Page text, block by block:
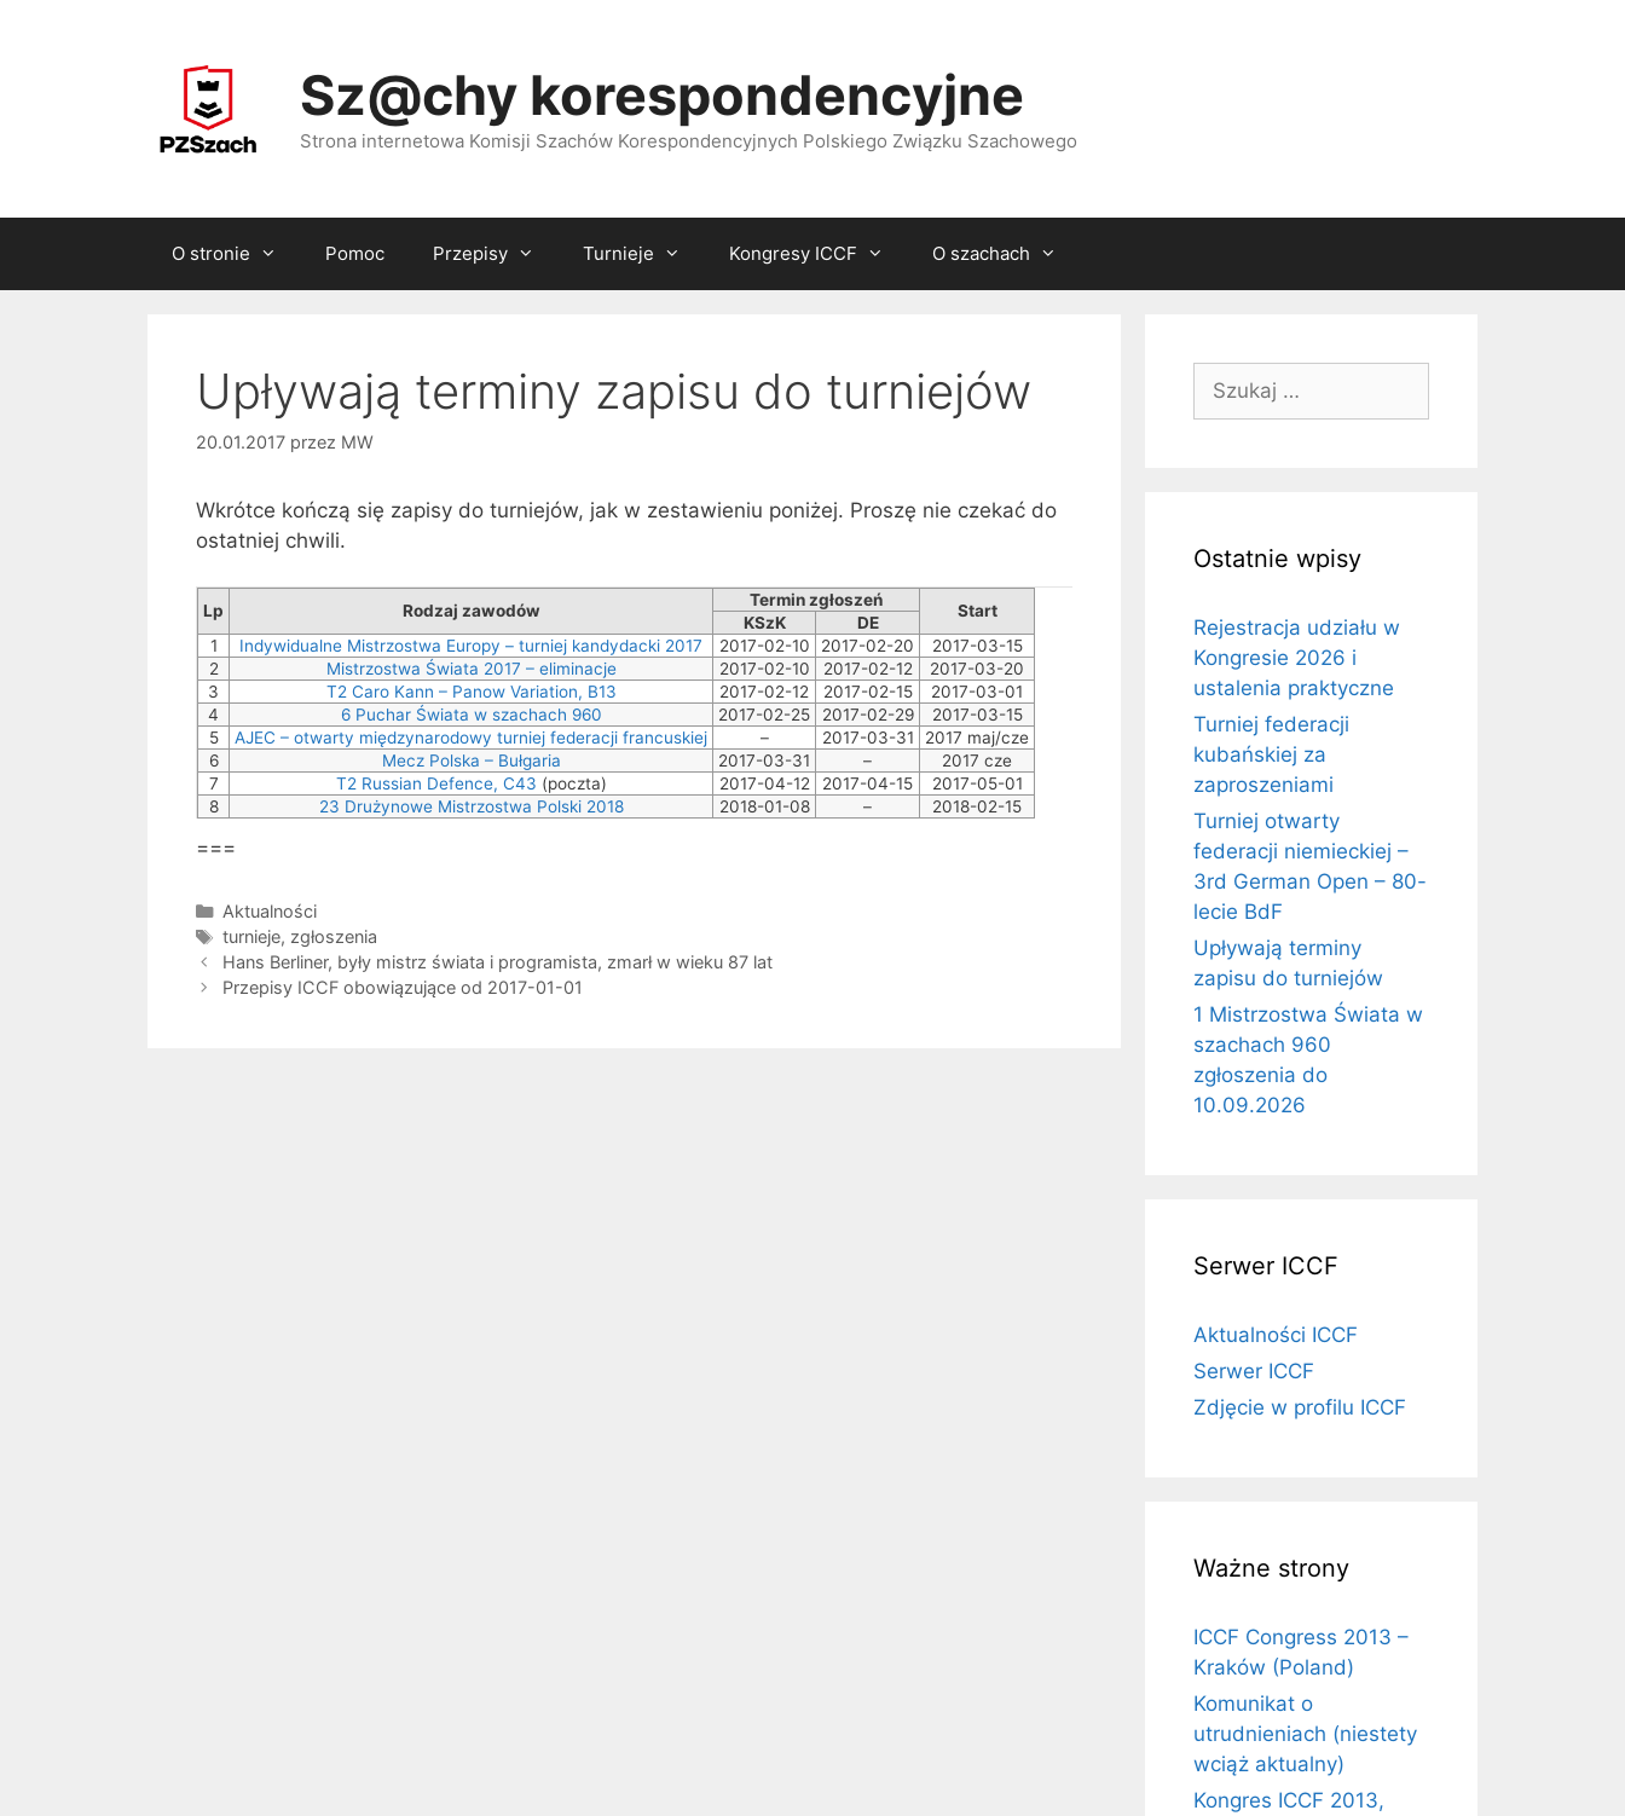
Sz@chy korespondencyjne
Strona internetowa Komisji Szachów Korespondencyjnych Polskiego Związku Szachowego
O stronie Pomoc Przepisy Turnieje Kongresy ICCF O szachach
Upływają terminy zapisu do turniejów
20.01.2017 przez MW
Wkrótce kończą się zapisy do turniejów, jak w zestawieniu poniżej. Proszę nie czekać do
ostatniej chwili.
Lp Rodzaj zawodów
Termin zgłoszeń
Start
KSzK
DE
1
Indywidualne Mistrzostwa Europy – turniej kandydacki 2017 2017-02-10 2017-02-20
2017-03-15
2
Mistrzostwa Świata 2017 – eliminacje 2017-02-10 2017-02-12
2017-03-20
3
T2 Caro Kann – Panow Variation, B13 2017-02-12 2017-02-15
2017-03-01
4
6 Puchar Świata w szachach 960 2017-02-25 2017-02-29
2017-03-15
5
AJEC – otwarty międzynarodowy turniej federacji francuskiej – 2017-03-31
2017 maj/cze
6
Mecz Polska – Bułgaria 2017-03-31 –
2017 cze
7
T2 Russian Defence, C43 (poczta) 2017-04-12 2017-04-15
2017-05-01
8
23 Drużynowe Mistrzostwa Polski 2018 2018-01-08 – 2018-02-15
===
Kategorie
Aktualności
Tagi
turnieje, zgłoszenia
Hans Berliner, były mistrz świata i programista, zmarł w wieku 87 lat
Przepisy ICCF obowiązujące od 2017-01-01
Ostatnie wpisy
Rejestracja udziału w
Kongresie 2026 i
ustalenia praktyczne
Turniej federacji
kubańskiej za
zaproszeniami
Turniej otwarty
federacji niemieckiej –
3rd German Open – 80-
lecie BdF
Upływają terminy
zapisu do turniejów
1 Mistrzostwa Świata w
szachach 960
zgłoszenia do
10.09.2026
Serwer ICCF
Aktualności ICCF
Serwer ICCF
Zdjęcie w profilu ICCF
Ważne strony
ICCF Congress 2013 –
Kraków (Poland)
Komunikat o
utrudnieniach (niestety
wciąż aktualny)
Kongres ICCF 2013,